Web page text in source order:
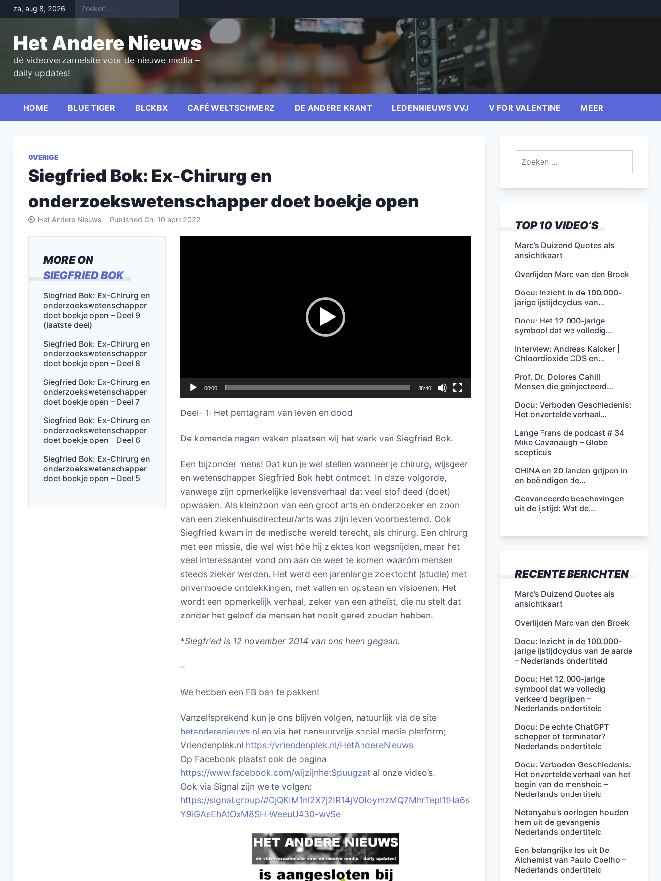
Skip
to
za, aug 8, 2026
Het Andere Nieuws
dé videoverzamelsite voor de nieuwe media –
daily updates!
HOME BLUE TIGER BLCKBX CAFÉ WELTSCHMERZ DE ANDERE KRANT LEDENNIEUWS VVJ V FOR VALENTINE MEER
OVERIGE
Siegfried Bok: Ex-Chirurg en
onderzoekswetenschapper doet boekje open
Het Andere Nieuws Published On: 10 april 2022
MORE ON
SIEGFRIED BOK
Siegfried Bok: Ex-Chirurg en
onderzoekswetenschapper
doet boekje open – Deel 9
(laatste deel)
Siegfried Bok: Ex-Chirurg en
onderzoekswetenschapper
doet boekje open – Deel 8
Siegfried Bok: Ex-Chirurg en
onderzoekswetenschapper
doet boekje open – Deel 7
Siegfried Bok: Ex-Chirurg en
onderzoekswetenschapper
doet boekje open – Deel 6
Siegfried Bok: Ex-Chirurg en
onderzoekswetenschapper
doet boekje open – Deel 5
00:00 38:40
Deel- 1: Het pentagram van leven en dood
De komende negen weken plaatsen wij het werk van Siegfried Bok.
Een bijzonder mens! Dat kun je wel stellen wanneer je chirurg, wijsgeer
en wetenschapper Siegfried Bok hebt ontmoet. In deze volgorde,
vanwege zijn opmerkelijke levensverhaal dat veel stof deed (doet)
opwaaien. Als kleinzoon van een groot arts en onderzoeker en zoon
van een ziekenhuisdirecteur/arts was zijn leven voorbestemd. Ook
Siegfried kwam in de medische wereld terecht, als chirurg. Een chirurg
met een missie, die wel wist hóe hij ziektes kon wegsnijden, maar het
veel interessanter vond om aan de weet te komen waaróm mensen
steeds zieker werden. Het werd een jarenlange zoektocht (studie) met
onvermoede ontdekkingen, met vallen en opstaan en visioenen. Het
wordt een opmerkelijk verhaal, zeker van een atheïst, die nu stelt dat
zonder het geloof de mensen het nooit gered zouden hebben.
*Siegfried is 12 november 2014 van ons heen gegaan.
–
We hebben een FB ban te pakken!
Vanzelfsprekend kun je ons blijven volgen, natuurlijk via de site
hetanderenieuws.nl en via het censuurvrije social media platform;
Vriendenplek.nl https://vriendenplek.nl/HetAndereNieuws
Op Facebook plaatst ook de pagina
https://www.facebook.com/wijzijnhetSpuugzat al onze video’s.
Ook via Signal zijn we te volgen:
https://signal.group/#CjQKIM1nl2X7j2IR14jVOIoymzMQ7MhrTepl1tHa6s
Y9iGAeEhAtOxM8SH-WeeuU430-wvSe
TOP 10 VIDEO’S
Marc’s Duizend Quotes als
ansichtkaart
Overlijden Marc van den Broek
Docu: Inzicht in de 100.000-
jarige ijstijdcyclus van…
Docu: Het 12.000-jarige
symbool dat we volledig…
Interview: Andreas Kalcker |
Chloordioxide CDS en…
Prof. Dr. Dolores Cahill:
Mensen die geïnjecteerd…
Docu: Verboden Geschiedenis:
Het onvertelde verhaal…
Lange Frans de podcast # 34
Mike Cavanaugh – Globe
scepticus
CHINA en 20 landen grijpen in
en beëindigen de…
Geavanceerde beschavingen
uit de ijstijd: Wat de…
RECENTE BERICHTEN
Marc’s Duizend Quotes als
ansichtkaart
Overlijden Marc van den Broek
Docu: Inzicht in de 100.000-
jarige ijstijdcyclus van de aarde
– Nederlands ondertiteld
Docu: Het 12.000-jarige
symbool dat we volledig
verkeerd begrijpen –
Nederlands ondertiteld
Docu: De echte ChatGPT
schepper of terminator?
Nederlands ondertiteld
Docu: Verboden Geschiedenis:
Het onvertelde verhaal van het
begin van de mensheid –
Nederlands ondertiteld
Netanyahu’s oorlogen houden
hem uit de gevangenis –
Nederlands ondertiteld
Een belangrijke les uit De
Alchemist van Paulo Coelho –
Nederlands ondertiteld